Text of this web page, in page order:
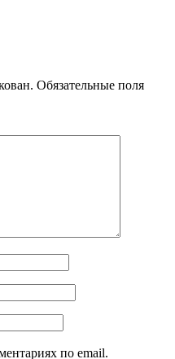
Обязательные поля
по email.